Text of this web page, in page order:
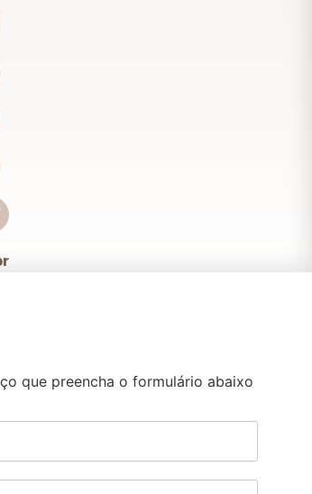
que preencha o formulário abaixo